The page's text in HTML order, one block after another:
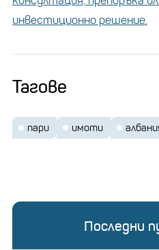
инвестиционно решение.
Тагове
пари имоти
Последни